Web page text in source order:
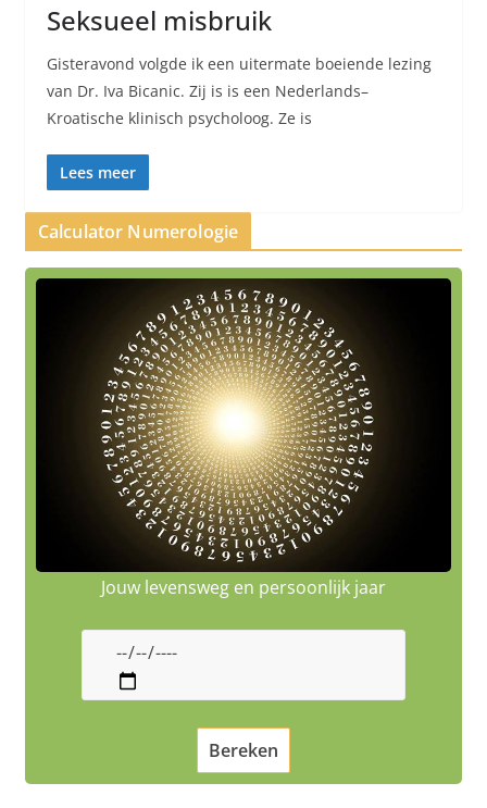
Seksueel misbruik
Gisteravond volgde ik een uitermate boeiende lezing
van Dr. Iva Bicanic. Zij is is een Nederlands–
Kroatische klinisch psycholoog. Ze is
Lees meer
Calculator Numerologie
Jouw levensweg en persoonlijk jaar